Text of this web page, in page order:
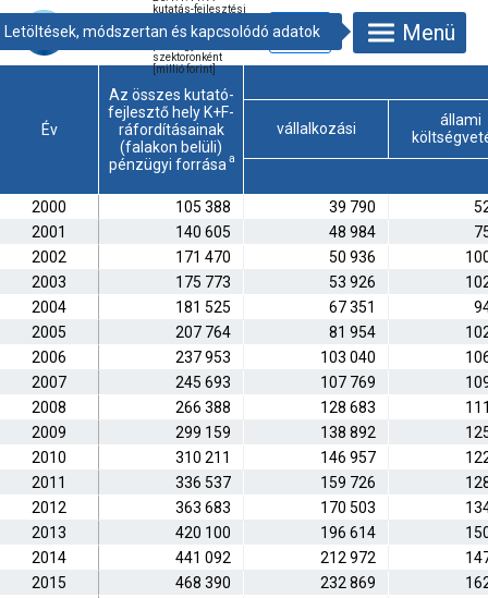
kutatás-fejlesztési
(falakon belüli)
szektoronként
[millió forint]
Menü
Év
Az összes kutató-
fejlesztő hely K+F-
ráfordításainak
(falakon belüli)
pénzügyi forrása a
vállalkozási
állami
2000 105 388 39 790
2001
140 605 48 984
2002
171 470 50 936
2003
175 773 53 926
2004
181 525 67 351
2005
207 764 81 954
2006
237 953 103 040
2007
245 693 107 769
2008
266 388 128 683
2009
299 159 138 892
2010
310 211 146 957
2011
336 537 159 726
2012
363 683 170 503
2013
420 100 196 614
2014
441 092 212 972
2015
468 390 232 869